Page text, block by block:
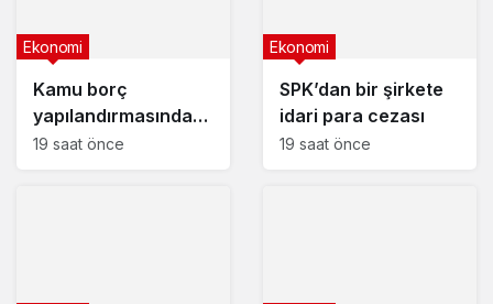
Kamu borç
yapılandırmasında
son başvuru tarihi
Ekonomi
19 saat önce
SPK’dan bir şirkete
idari para cezası
Ekonomi
19 saat önce